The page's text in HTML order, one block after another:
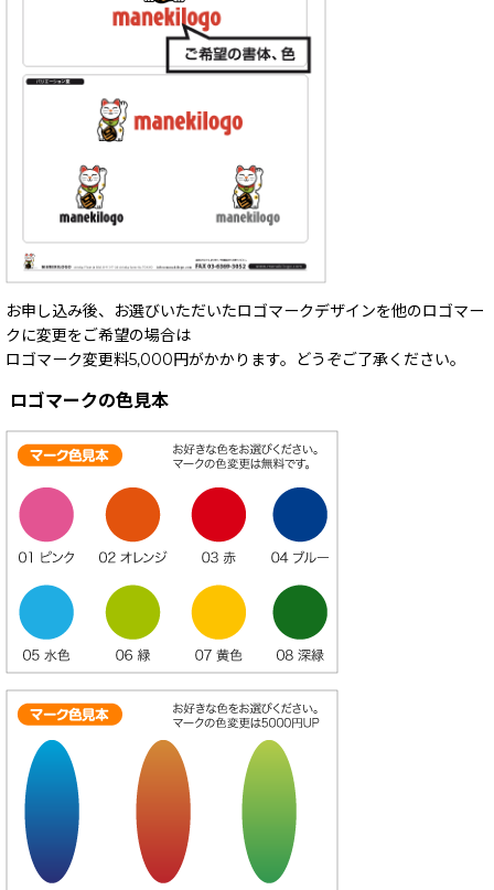
お申し込み後、お選びいただいたロゴマークデザインを他のロゴマー
クに変更をご希望の場合は
ロゴマーク変更料5,000円がかかります。どうぞご了承ください。
ロゴマークの色見本